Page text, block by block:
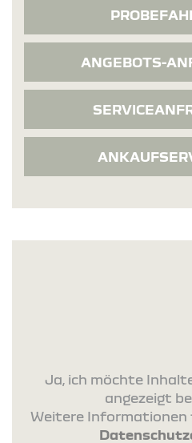
ANGEBOTS-
Ja, ich möchte
angezeigt
Weitere Informationen